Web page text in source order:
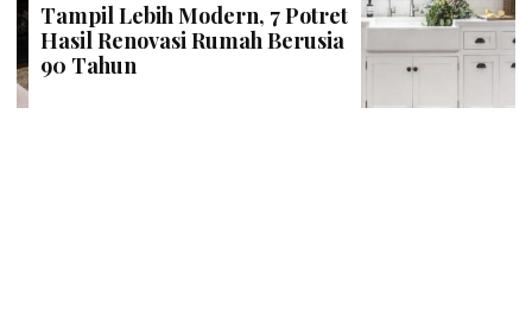
Tampil Lebih Modern, 7 Potret
Hasil Renovasi Rumah Berusia
90 Tahun